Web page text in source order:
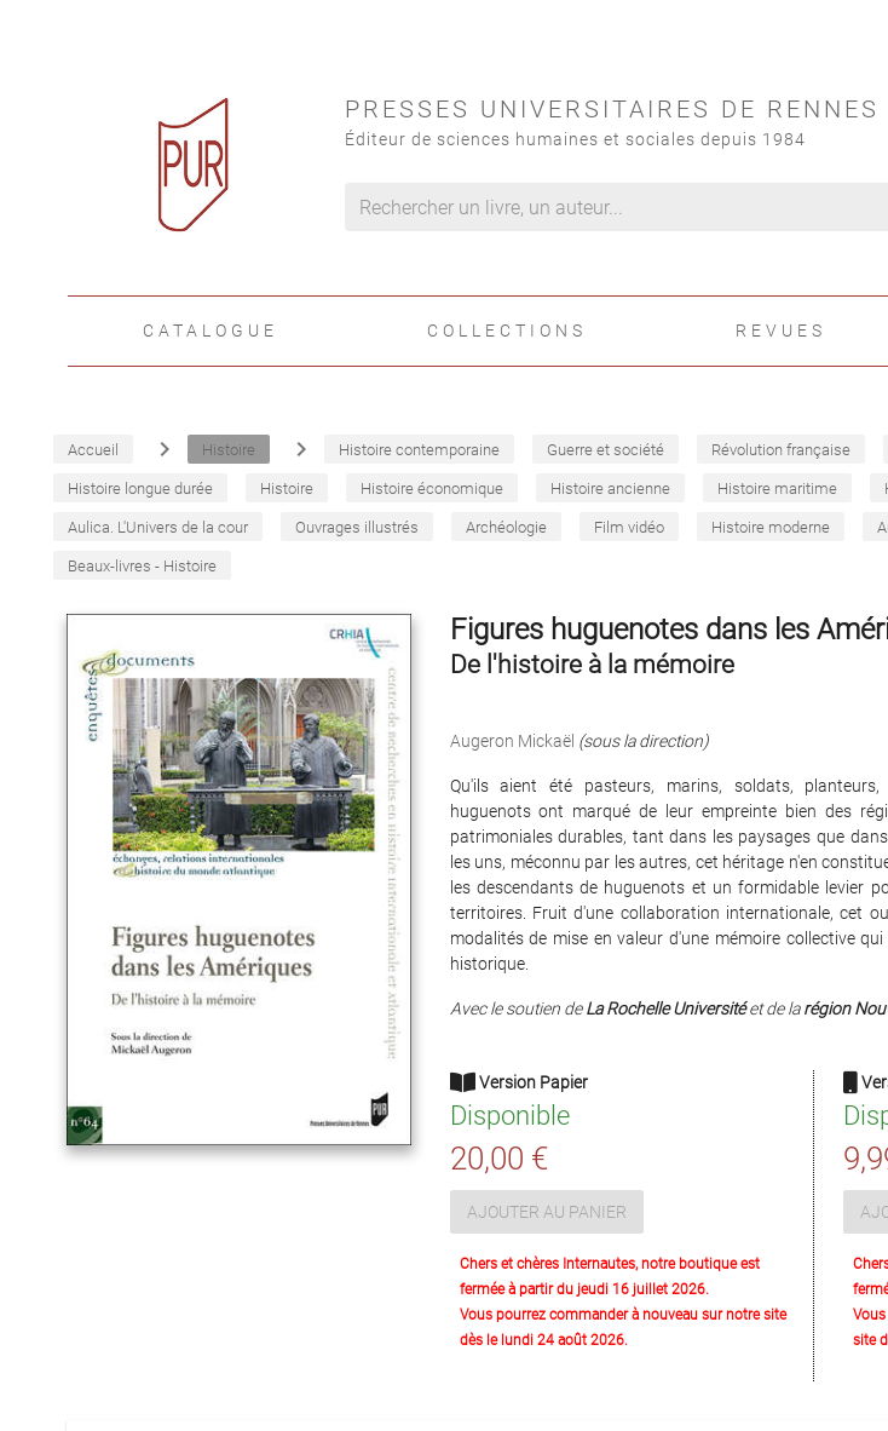
PRESSES UNIVERSITAIRES DE RENNES
Éditeur de sciences humaines et sociales depuis 1984
CATALOGUE COLLECTIONS REVUES
Accueil navigate_next Histoire navigate_next Histoire contemporaine Guerre et société Révolution française
Histoire longue durée Histoire Histoire économique Histoire ancienne Histoire maritime
Aulica. L'Univers de la cour Ouvrages illustrés Archéologie Film vidéo Histoire moderne
Beaux-livres - Histoire
Figures huguenotes dans les
De l'histoire à la mémoire
Augeron Mickaël (sous la direction)
Qu'ils aient été pasteurs, marins, soldats,
huguenots ont marqué de leur empreinte bien des
patrimoniales durables, tant dans les paysages que
les uns, méconnu par les autres, cet héritage n'en
les descendants de huguenots et un formidable levier
territoires. Fruit d'une collaboration internationale, cet
modalités de mise en valeur d'une mémoire collective
historique.
Avec le soutien deLa Rochelle Universitéet de larégion
Version Papier
Disponible
20,00 €
AJOUTER AU PANIER
Chers et chères Internautes, notre boutique est
fermée à partir du jeudi 16 juillet 2026.
Vous pourrez commander à nouveau sur notre site
dès le lundi 24 août 2026.
site